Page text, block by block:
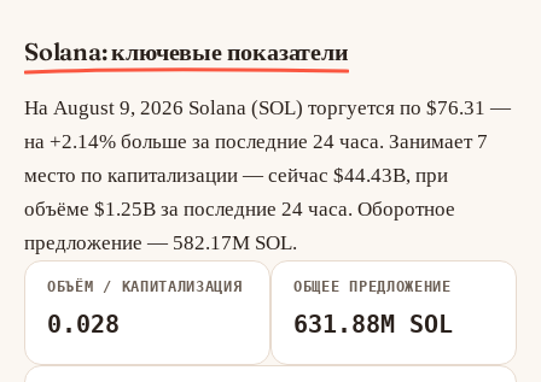
Solana: ключевые показатели
На August 9, 2026 Solana (SOL) торгуется по $76.31 —
на +2.14% больше за последние 24 часа. Занимает 7
место по капитализации — сейчас $44.43B, при
объёме $1.25B за последние 24 часа. Оборотное
предложение — 582.17M SOL.
ОБЪЁМ / КАПИТАЛИЗАЦИЯ
0.028
ОБЩЕЕ ПРЕДЛОЖЕНИЕ
631.88M SOL